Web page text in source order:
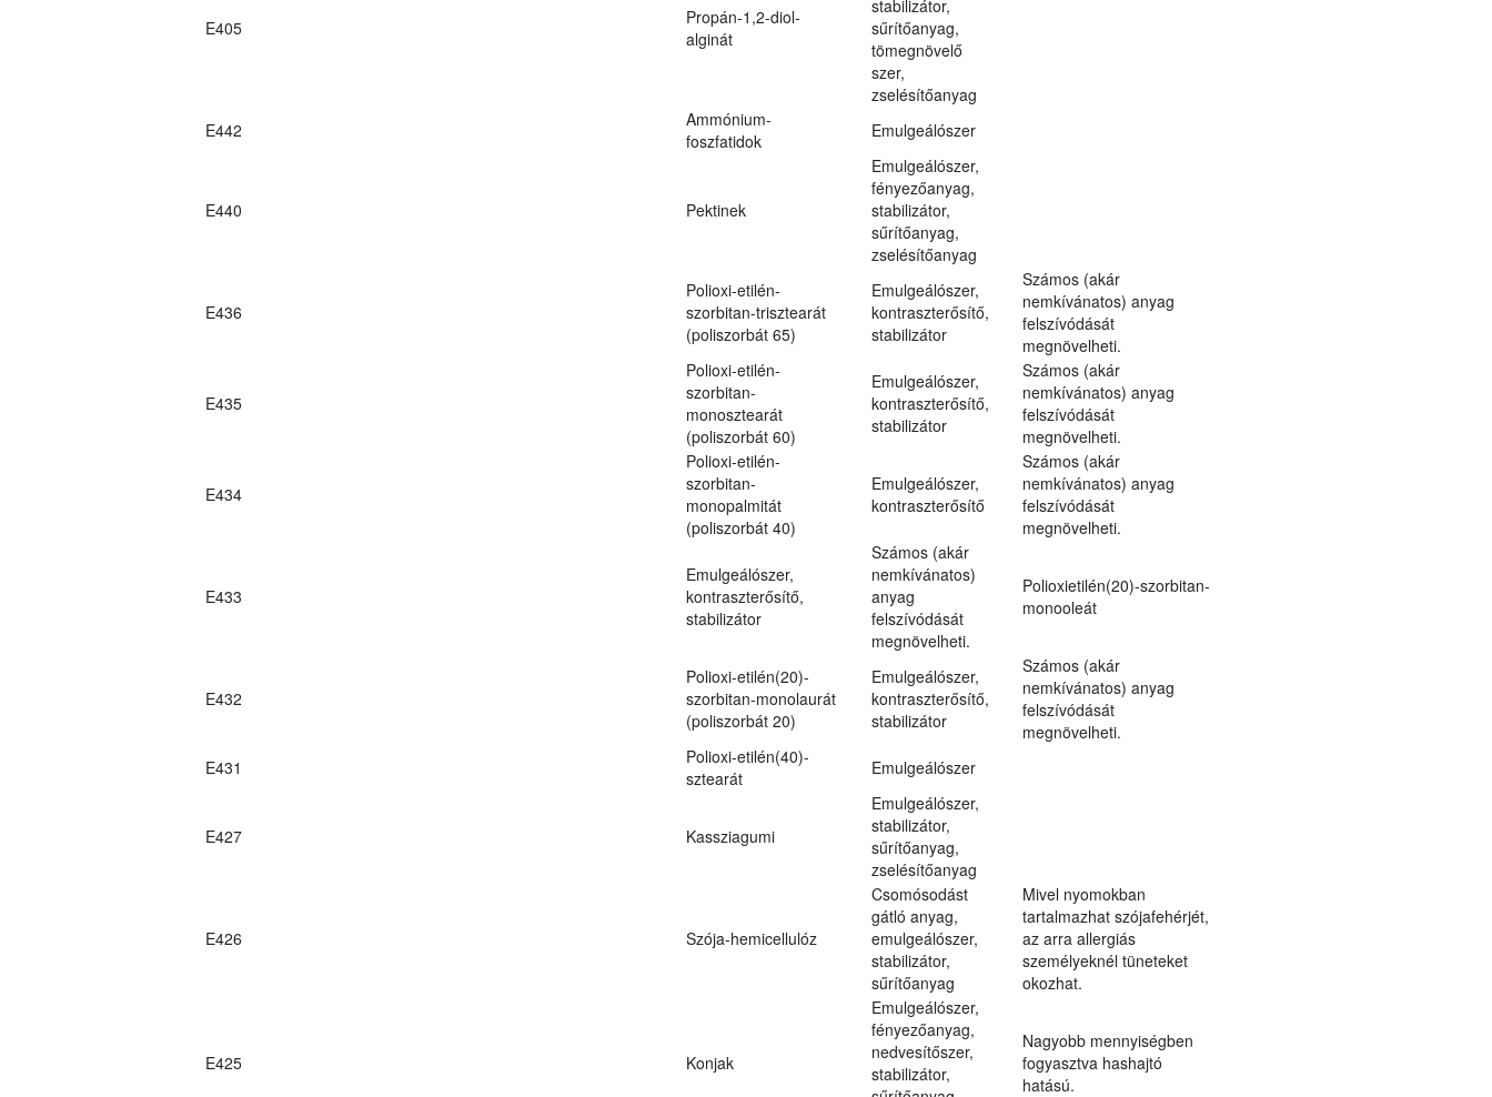
E405
Propán-1,2-diol-
alginát
stabilizátor,
sűrítőanyag,
tömegnövelő
szer,
zselésítőanyag
E442
Ammónium-
foszfatidok
Emulgeálószer
E440 Pektinek
Emulgeálószer,
fényezőanyag,
stabilizátor,
sűrítőanyag,
zselésítőanyag
E436
Polioxi-etilén-
szorbitan-trisztearát
(poliszorbát 65)
Emulgeálószer,
kontraszterősítő,
stabilizátor
Számos (akár
nemkívánatos) anyag
felszívódását
megnövelheti.
E435
Polioxi-etilén-
szorbitan-
monosztearát
(poliszorbát 60)
Emulgeálószer,
kontraszterősítő,
stabilizátor
Számos (akár
nemkívánatos) anyag
felszívódását
megnövelheti.
E434
Polioxi-etilén-
szorbitan-
monopalmitát
(poliszorbát 40)
Emulgeálószer,
kontraszterősítő
Számos (akár
nemkívánatos) anyag
felszívódását
megnövelheti.
E433
Emulgeálószer,
kontraszterősítő,
stabilizátor
Számos (akár
nemkívánatos)
anyag
felszívódását
megnövelheti.
Polioxietilén(20)-szorbitan-
monooleát
E432
Polioxi-etilén(20)-
szorbitan-monolaurát
(poliszorbát 20)
Emulgeálószer,
kontraszterősítő,
stabilizátor
Számos (akár
nemkívánatos) anyag
felszívódását
megnövelheti.
E431
Polioxi-etilén(40)-
sztearát
Emulgeálószer
E427 Kassziagumi
Emulgeálószer,
stabilizátor,
sűrítőanyag,
zselésítőanyag
E426 Szója-hemicellulóz
Csomósodást
gátló anyag,
emulgeálószer,
stabilizátor,
sűrítőanyag
Mivel nyomokban
tartalmazhat szójafehérjét,
az arra allergiás
személyeknél tüneteket
okozhat.
E425 Konjak
Emulgeálószer,
fényezőanyag,
nedvesítőszer,
stabilizátor,
Nagyobb mennyiségben
fogyasztva hashajtó
hatású.